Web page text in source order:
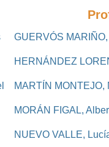
GUERVÓS
HERNÁNDEZ
MARTÍN MONTEJO,
MORÁN FIGAL,
NUEVO VALLE,